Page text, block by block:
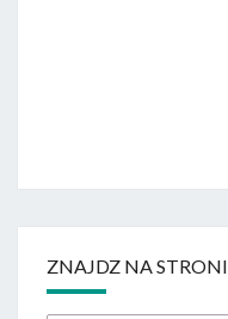
ZNAJDZ NA